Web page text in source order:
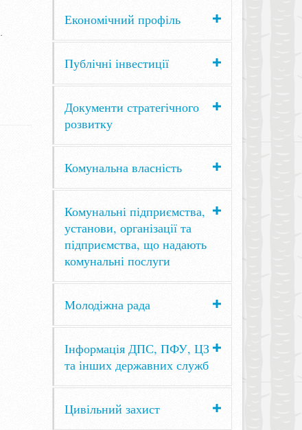
Економічний профіль
Публічні інвестиції
Документи стратегічного
розвитку
Комунальна власність
Комунальні підприємства,
установи, організації та
підприємства, що надають
комунальні послуги
Молодіжна рада
Інформація ДПС, ПФУ, ЦЗ
та інших державних служб
Цивільний захист